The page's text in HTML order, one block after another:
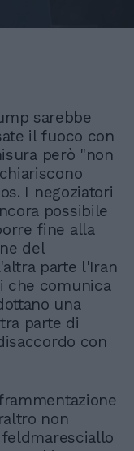
sarebbe
il fuoco con
però "non
I negoziatori
possibile
fine alla
del
parte l'Iran
che comunica
una
parte di
con
non